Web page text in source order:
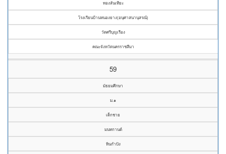
ทองสันเทียะ
โรงเรียนบ้านหนองยาง(อนุศาสนานุสรณ์)
วัดศรีบุญเรือง
คณะจังหวัดนครราชสีมา
59
มัธยมศึกษา
ม.๑
เด็กชาย
มนทกานต์
หินกำปัง